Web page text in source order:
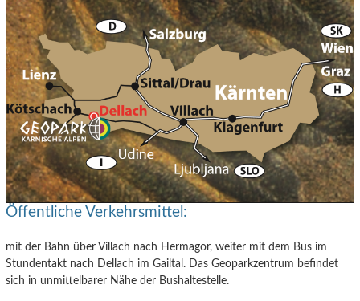
Öffentliche Verkehrsmittel:
mit der Bahn über Villach nach Hermagor, weiter mit dem Bus im
Stundentakt nach Dellach im Gailtal. Das Geoparkzentrum befindet
sich in unmittelbarer Nähe der Bushaltestelle.